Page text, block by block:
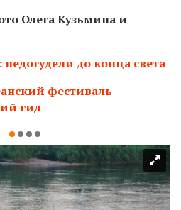
Олега Кузьмина и
до конца света
фестиваль
гид